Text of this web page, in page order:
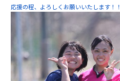
応援の程、よろしくお願いいたします！！